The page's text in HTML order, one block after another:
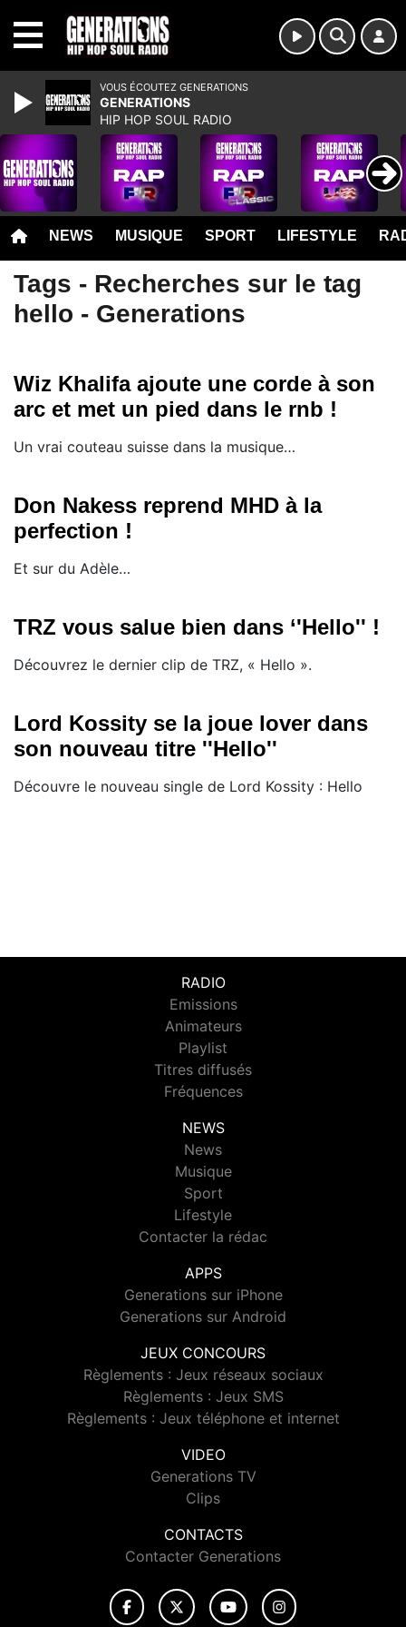
NEWS MUSIQUE SPORT LIFESTYLE
Tags - Recherches sur le tag
hello - Generations
Wiz Khalifa ajoute une corde à son
arc et met un pied dans le rnb !
Un vrai couteau suisse dans la musique…
Don Nakess reprend MHD à la
perfection !
Et sur du Adèle…
TRZ vous salue bien dans ‘'Hello'' !
Découvrez le dernier clip de TRZ, « Hello ».
Lord Kossity se la joue lover dans
son nouveau titre ''Hello''
Découvre le nouveau single de Lord Kossity : Hello
RADIO
Emissions
Animateurs
Playlist
Titres diffusés
Fréquences
NEWS
News
Musique
Sport
Lifestyle
Contacter la rédac
APPS
Generations sur iPhone
Generations sur Android
JEUX CONCOURS
Règlements : Jeux réseaux sociaux
Règlements : Jeux SMS
Règlements : Jeux téléphone et internet
VIDEO
Generations TV
Clips
CONTACTS
Contacter Generations
VOUS ÉCOUTEZ GENERATIONS
GENERATIONS
HIP HOP SOUL RADIO